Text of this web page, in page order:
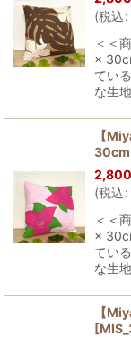
(税込:
＜＜
×
てい
な生
【
30cm
2,800
(税込:
＜＜
×
てい
な生
【
[